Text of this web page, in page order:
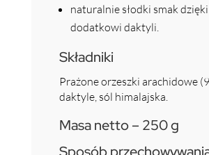
naturalnie słodki smak dzięki
dodatkowi daktyli.
Składniki
Prażone orzeszki arachidowe
daktyle, sól himalajska.
Masa netto – 250 g